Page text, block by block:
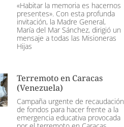
«Habitar la memoria es hacernos
presentes». Con esta profunda
invitación, la Madre General,
María del Mar Sánchez, dirigió un
mensaje a todas las Misioneras
Hijas
Terremoto en Caracas
(Venezuela)
Campaña urgente de recaudación
de fondos para hacer frente a la
emergencia educativa provocada